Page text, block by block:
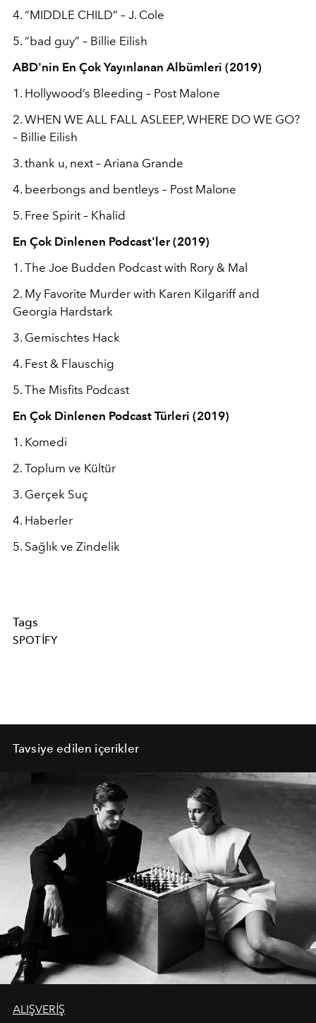
4. “MIDDLE CHILD” – J. Cole
5. “bad guy” – Billie Eilish
ABD'nin En Çok Yayınlanan Albümleri (2019)
1. Hollywood’s Bleeding – Post Malone
2. WHEN WE ALL FALL ASLEEP, WHERE DO WE GO?
– Billie Eilish
3. thank u, next – Ariana Grande
4. beerbongs and bentleys – Post Malone
5. Free Spirit – Khalid
En Çok Dinlenen Podcast'ler (2019)
1. The Joe Budden Podcast with Rory & Mal
2. My Favorite Murder with Karen Kilgariff and
Georgia Hardstark
3. Gemischtes Hack
4. Fest & Flauschig
5. The Misfits Podcast
En Çok Dinlenen Podcast Türleri (2019)
1. Komedi
2. Toplum ve Kültür
3. Gerçek Suç
4. Haberler
5. Sağlık ve Zindelik
Tags
SPOTIFY
Tavsiye edilen içerikler
ALIŞVERİŞ